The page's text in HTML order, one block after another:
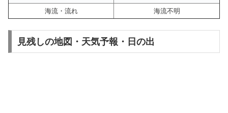
海流・流れ
海流不明
見残しの地図・天気予報・日の出